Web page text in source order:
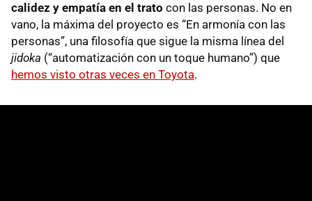
calidez y empatía en el trato con las personas. No en
vano, la máxima del proyecto es “En armonía con las
personas”, una filosofía que sigue la misma línea del
jidoka (“automatización con un toque humano”) que
hemos visto otras veces en Toyota.